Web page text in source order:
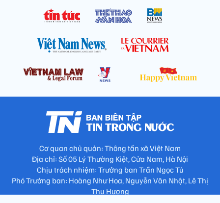
Cơ quan chủ quản: Thông tấn xã Việt Nam
Địa chỉ: Số 05 Lý Thường Kiệt, Cửa Nam, Hà Nội